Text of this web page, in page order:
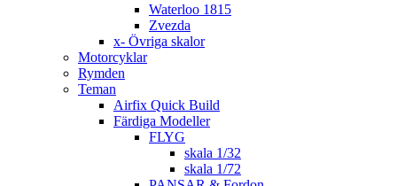
Waterloo 1815
Zvezda
x- Övriga skalor
Motorcyklar
Rymden
Teman
Airfix Quick Build
Färdiga Modeller
FLYG
skala 1/32
skala 1/72